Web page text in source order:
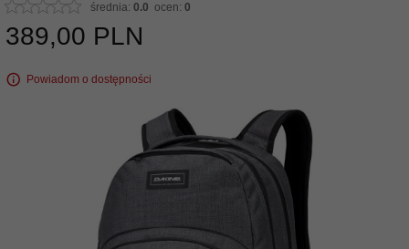
średnia: 0.0 ocen: 0
389,00 PLN
Powiadom o dostępności